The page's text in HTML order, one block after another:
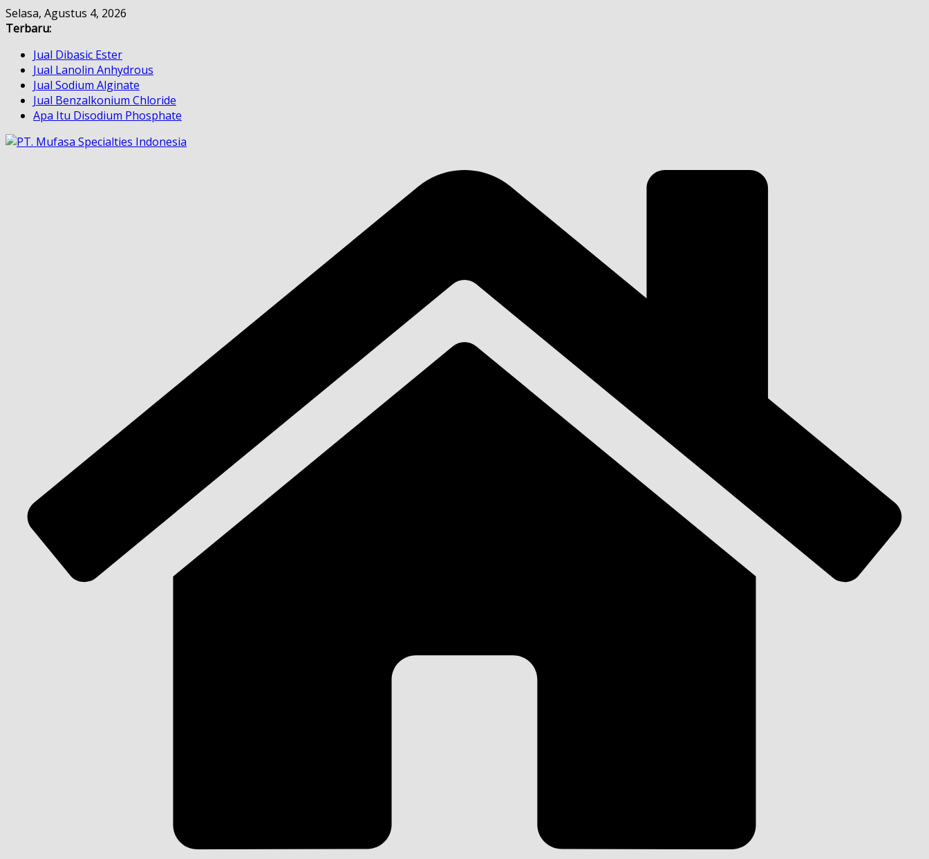
Skip
to
Selasa, Agustus 4, 2026
Terbaru:
Jual Dibasic Ester
Jual Lanolin Anhydrous
Jual Sodium Alginate
Jual Benzalkonium Chloride
Apa Itu Disodium Phosphate